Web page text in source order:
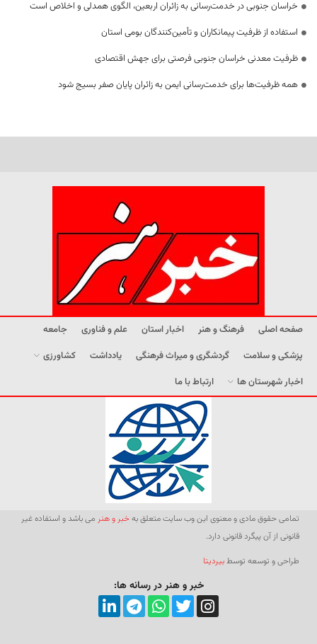
خراسان جنوبی در خدمت‌رسانی به زائران اربعین، الگوی همدلی و اخلاص است
استفاده از ظرفیت پیمانکاران و تأمین‌کنندگان بومی استان
ظرفیت معدنی خراسان جنوبی فرصتی برای جهش اقتصادی
همه ظرفیت‌ها برای خدمت‌رسانی ایمن به زائران پایان صفر بسیج شود
صفحه اصلی فرهنگ و هنر اخبار استان علم و فناوری
جامعه
پزشکی و سلامت
گردشگری و میراث فرهنگی یادداشت
کشاورزی
اخبار شهرستان ها
ارتباط با ما
تمامی حقوق مادی و معنوی این وب سایت متعلق بهخبر و هنر می باشد و استفاده غیر
قانونی از آن پیگرد قانونی دارد.
طراحی و توسعه توسطبیردیتا
خبر و هنر در رسانه ها: